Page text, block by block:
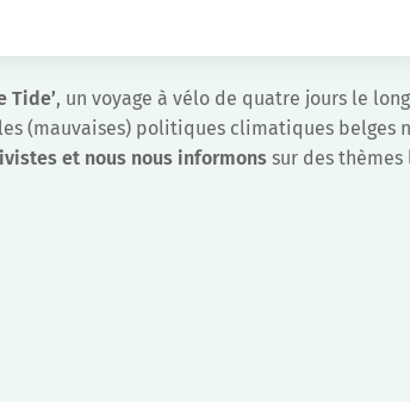
Tide’, un voyage à vélo de quatre jours le
(mauvaises) politiques climatiques belges
et nous nous informons sur des